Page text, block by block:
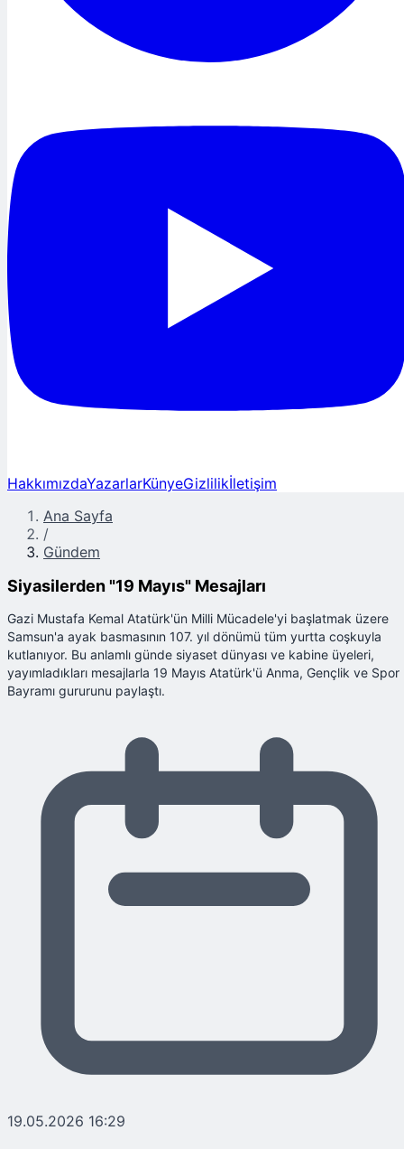
HakkımızdaYazarlarKünyeGizlilikİletişim
Ana Sayfa
/
Gündem
Siyasilerden "19 Mayıs" Mesajları
Gazi Mustafa Kemal Atatürk'ün Milli Mücadele'yi başlatmak üzere
Samsun'a ayak basmasının 107. yıl dönümü tüm yurtta coşkuyla
kutlanıyor. Bu anlamlı günde siyaset dünyası ve kabine üyeleri,
yayımladıkları mesajlarla 19 Mayıs Atatürk'ü Anma, Gençlik ve Spor
Bayramı gururunu paylaştı.
19.05.2026 16:29